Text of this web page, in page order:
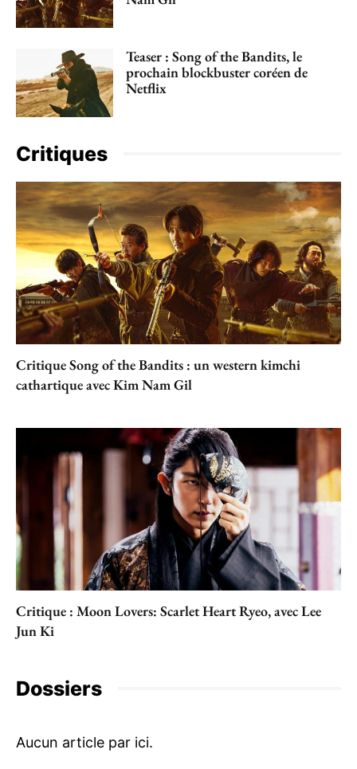
Teaser : Song of the Bandits, le
prochain blockbuster coréen de
Netflix
Critiques
Critique Song of the Bandits : un western kimchi
cathartique avec Kim Nam Gil
Critique : Moon Lovers: Scarlet Heart Ryeo, avec Lee
Jun Ki
Dossiers